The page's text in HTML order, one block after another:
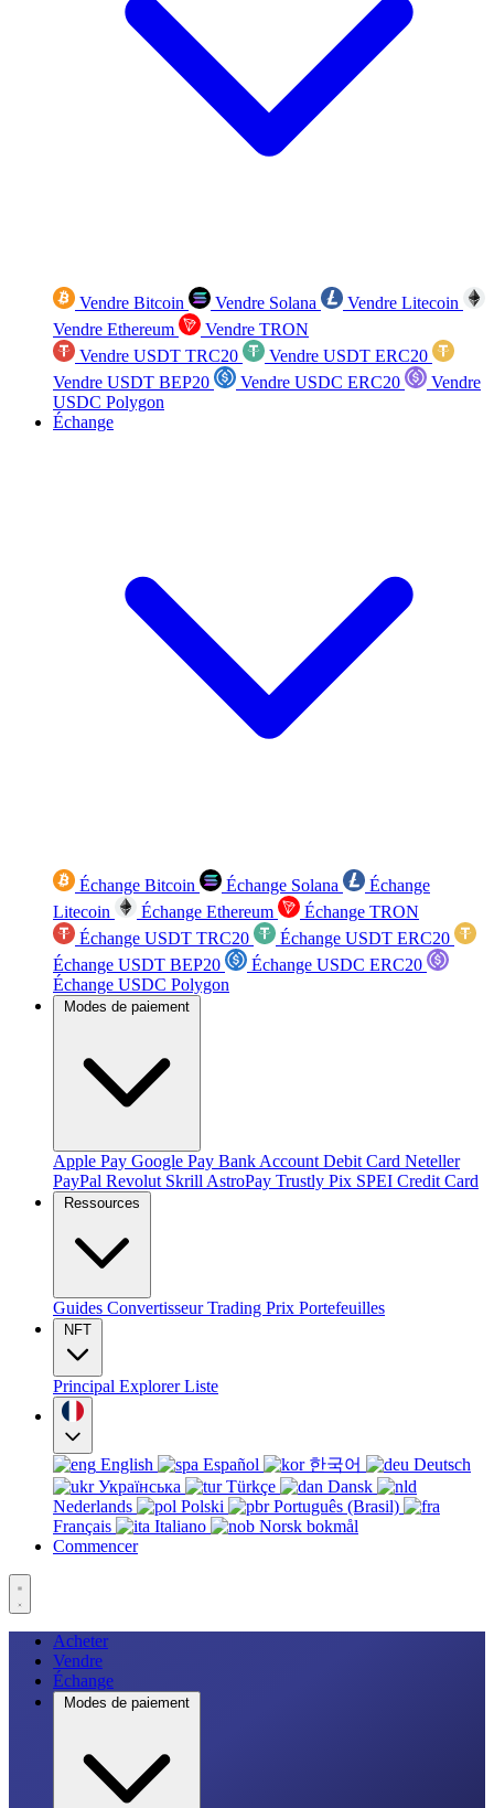
Vendre Bitcoin Vendre Solana
Vendre Litecoin
Vendre Ethereum
Vendre TRON
Vendre USDT TRC20
Vendre USDT ERC20
Vendre USDT BEP20
Vendre USDC ERC20
Vendre
USDC Polygon
Échange
Échange Bitcoin Échange Solana
Échange
Litecoin
Échange Ethereum
Échange TRON
Échange USDT TRC20
Échange USDT ERC20
Échange USDT BEP20
Échange USDC ERC20
Échange USDC Polygon
Modes de paiement
Apple Pay Google Pay Bank Account Debit Card Neteller
PayPal Revolut Skrill AstroPay Trustly Pix SPEI Credit Card
Ressources
Guides ConvertisseurTrading Prix Portefeuilles
NFT
Principal ExplorerListe
English Español 한국어
Deutsch
Українська
Türkçe
Dansk
Nederlands
Polski
Português (Brasil)
Français
Italiano
Norsk bokmål
Commencer
Acheter
Vendre
Échange
Modes de paiement